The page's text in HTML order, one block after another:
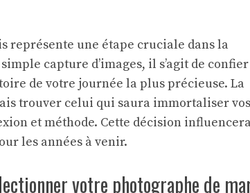
représente une étape cruciale dans la
capture d’images, il s’agit de
de votre journée la plus précieuse. La
trouver celui qui saura immortaliser vos
et méthode. Cette décision
les années à venir.
votre photographe de